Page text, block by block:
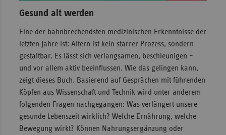
Gesund alt werden
Eine der bahnbrechendsten medizinischen Erkenntnisse der
letzten Jahre ist: Altern ist kein starrer Prozess, sondern
gestaltbar. Es lässt sich verlangsamen, beschleunigen –
und vor allem aktiv beeinflussen. Wie das gelingen kann,
zeigt dieses Buch. Basierend auf Gesprächen mit führenden
Köpfen aus Wissenschaft und Technik wird unter anderem
folgenden Fragen nachgegangen: Was verlängert unsere
gesunde Lebenszeit wirklich? Welche Ernährung, welche
Bewegung wirkt? Können Nahrungsergänzung oder